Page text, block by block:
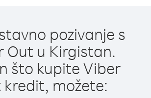
pozivanje s
Out u Kirgistan.
što kupite Viber
kredit, možete: